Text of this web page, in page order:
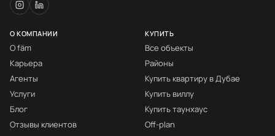
О КОМПАНИИ
О fäm
Карьера
Агенты
Услуги
Блог
Отзывы клиентов
КУПИТЬ
Все объекты
Районы
Купить квартиру в Дубае
Купить виллу
Купить таунхаус
Off-plan